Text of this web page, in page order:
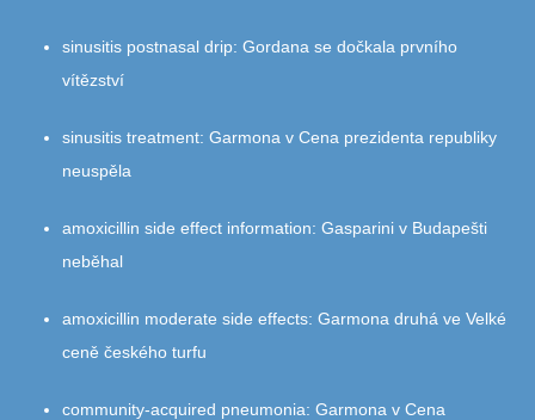
sinusitis postnasal drip: Gordana se dočkala prvního
vítězství
sinusitis treatment: Garmona v Cena prezidenta republiky
neuspěla
amoxicillin side effect information: Gasparini v Budapešti
neběhal
amoxicillin moderate side effects: Garmona druhá ve Velké
ceně českého turfu
community‑acquired pneumonia: Garmona v Cena